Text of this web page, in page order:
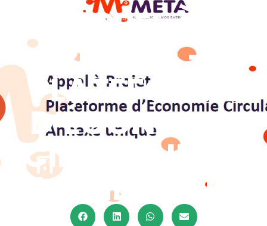
APPEL À
PROJET –
PLATEFORME
D’ÉCONOMIE
CIRCULAIRE –
LA MÉTA GIE